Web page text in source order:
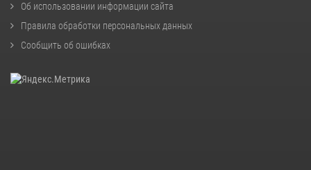
Об использовании информации сайта
Правила обработки персональных данных
Сообщить об ошибках